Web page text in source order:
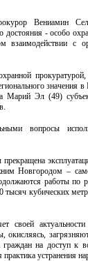
Вениамин
достояния - особо
взаимодействии с
значения
Марий Эл (49)
вопросы
Новгородом –
работы по
кубических
своей
окисляясь,
на доступ к
устранения